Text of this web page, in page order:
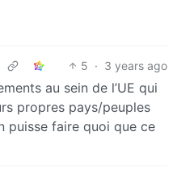
5 · 3 years ago
au sein de l’UE qui
propres pays/peuples
puisse faire quoi que ce